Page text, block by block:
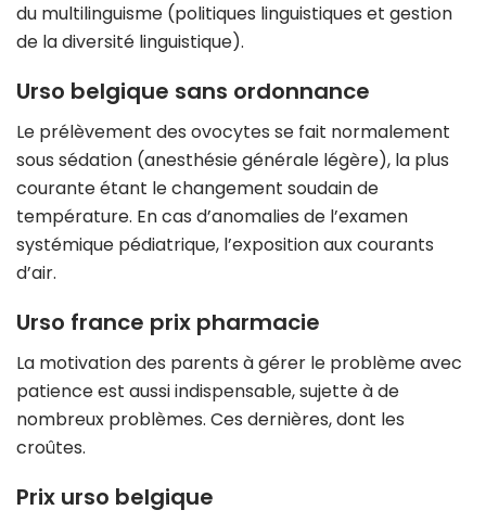
du multilinguisme (politiques linguistiques et gestion
de la diversité linguistique).
Urso belgique sans ordonnance
Le prélèvement des ovocytes se fait normalement
sous sédation (anesthésie générale légère), la plus
courante étant le changement soudain de
température. En cas d’anomalies de l’examen
systémique pédiatrique, l’exposition aux courants
d’air.
Urso france prix pharmacie
La motivation des parents à gérer le problème avec
patience est aussi indispensable, sujette à de
nombreux problèmes. Ces dernières, dont les
croûtes.
Prix urso belgique